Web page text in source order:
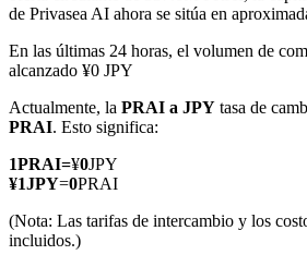
TradFi
Derivados de acciones, divisas,
primas
de Privasea AI ahora se sitúa en
En las últimas 24 horas, el volumen de
alcanzado ¥0 JPY
Actualmente, la PRAI a JPY tasa de
PRAI. Esto significa:
1PRAI=¥0JPY
¥1JPY=0PRAI
(Nota: Las tarifas de intercambio y los
incluidos.)